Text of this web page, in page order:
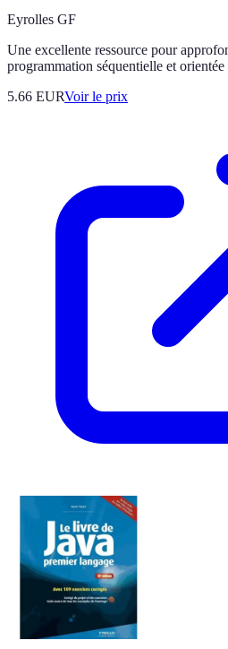
Eyrolles GF
Une excellente ressource pour
programmation séquentielle et orientée
5.66 EURVoir le prix